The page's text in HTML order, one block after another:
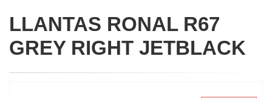
LLANTAS RONAL R67
GREY RIGHT JETBLACK